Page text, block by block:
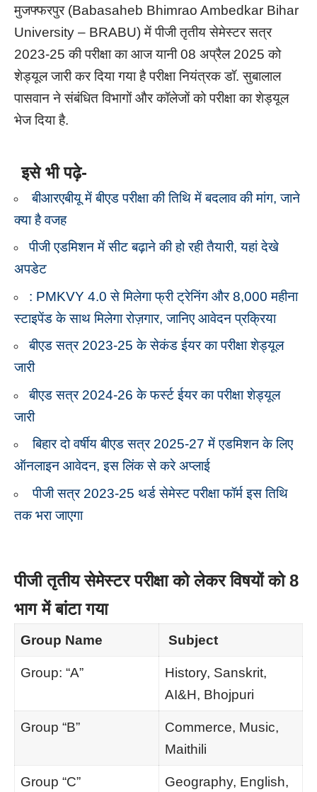
मुजफ्फरपुर (Babasaheb Bhimrao Ambedkar Bihar
University – BRABU) में पीजी तृतीय सेमेस्टर सत्र
2023-25 की परीक्षा का आज यानी 08 अप्रैल 2025 को
शेड्यूल जारी कर दिया गया है परीक्षा नियंत्रक डॉ. सुबालाल
पासवान ने संबंधित विभागों और कॉलेजों को परीक्षा का शेड्यूल
भेज दिया है.
इसे भी पढ़े-
बीआरएबीयू में बीएड परीक्षा की तिथि में बदलाव की मांग, जाने
क्या है वजह
पीजी एडमिशन में सीट बढ़ाने की हो रही तैयारी, यहां देखे
अपडेट
: PMKVY 4.0 से मिलेगा फ्री ट्रेनिंग और 8,000 महीना
स्टाइपेंड के साथ मिलेगा रोज़गार, जानिए आवेदन प्रक्रिया
बीएड सत्र 2023-25 के सेकंड ईयर का परीक्षा शेड्यूल
जारी
बीएड सत्र 2024-26 के फर्स्ट ईयर का परीक्षा शेड्यूल
जारी
बिहार दो वर्षीय बीएड सत्र 2025-27 में एडमिशन के लिए
ऑनलाइन आवेदन, इस लिंक से करे अप्लाई
पीजी सत्र 2023-25 थर्ड सेमेस्ट परीक्षा फॉर्म इस तिथि
तक भरा जाएगा
पीजी तृतीय सेमेस्टर परीक्षा को लेकर विषयों को 8
भाग में बांटा गया
Group Name Subject
Group: “A”
History, Sanskrit,
AI&H, Bhojpuri
Group “B”
Commerce, Music,
Maithili
Group “C”
Geography, English,